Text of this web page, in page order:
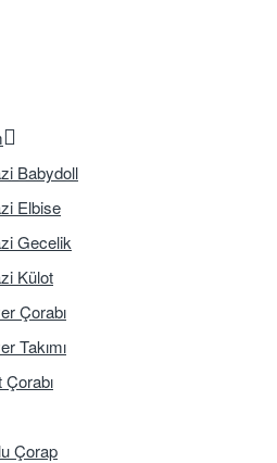
Babydoll
Elbise
Gecelik
Külot
Çorabı
Takımı
Çorap